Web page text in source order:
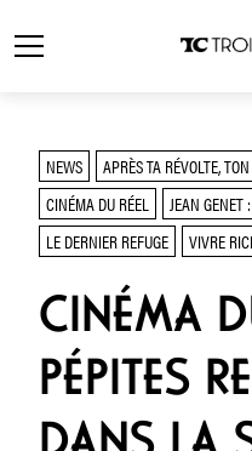
NEWS APRÈS TA RÉVOLTE,
CINÉMA DU RÉEL
JEAN GENET
LE DERNIER REFUGE
VIVRE
CINÉMA
PÉPITES